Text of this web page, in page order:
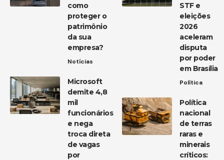
como
proteger o
patrimônio
da sua
empresa?
Notícias
Microsoft
demite 4,8
mil
funcionários
e nega
troca direta
de vagas
por
STF e
eleições
2026
aceleram
disputa
por poder
em Brasília
Política
Política
nacional
de terras
raras e
minerais
críticos: